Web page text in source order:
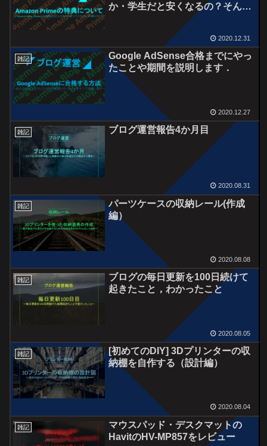
か・学生だと安くなるの？そんな
2020.12.31
雑記
Google AdSense合格までにやっ
たことや期間を説明します．
2020.12.27
雑記 ブログ運営報告4か月目
2020.08.31
雑記
パーツケースの収納レール(作成
編）
2020.08.08
雑記
ブログの毎日更新を100日続けて
起きたこと，わかったこと
2020.08.05
雑記
[初めてのDIY] 3Dプリンターの収
納棚を自作する（設計編）
2020.08.04
雑記
マウスパッド・デスクマットの
HavitのHV-MP857をレビュー